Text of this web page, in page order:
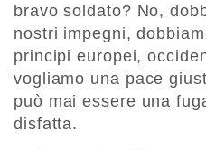
bravo soldato? No,
nostri impegni,
principi europei,
vogliamo una pace
può mai essere una
disfatta.